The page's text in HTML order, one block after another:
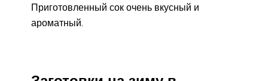
Приготовленный сок очень вкусный и
ароматный.